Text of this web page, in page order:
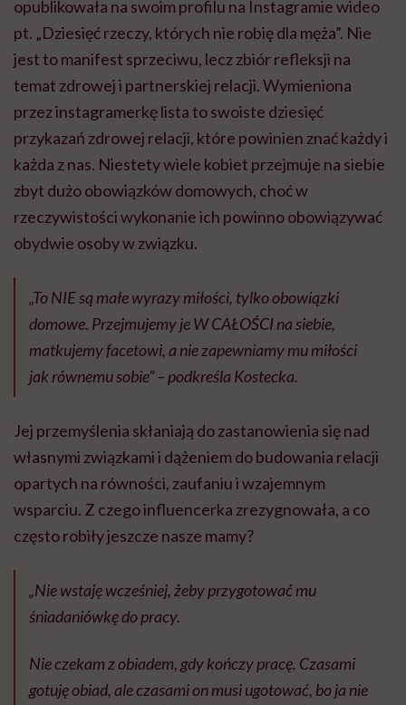
opublikowała na swoim profilu na Instagramie wideo
pt. „Dziesięć rzeczy, których nie robię dla męża”. Nie
jest to manifest sprzeciwu, lecz zbiór refleksji na
temat zdrowej i partnerskiej relacji. Wymieniona
przez instagramerkę lista to swoiste dziesięć
przykazań zdrowej relacji, które powinien znać każdy i
każda z nas. Niestety wiele kobiet przejmuje na siebie
zbyt dużo obowiązków domowych, choć w
rzeczywistości wykonanie ich powinno obowiązywać
obydwie osoby w związku.
„To NIE są małe wyrazy miłości, tylko obowiązki
domowe. Przejmujemy je W CAŁOŚCI na siebie,
matkujemy facetowi, a nie zapewniamy mu miłości
jak równemu sobie” – podkreśla Kostecka.
Jej przemyślenia skłaniają do zastanowienia się nad
własnymi związkami i dążeniem do budowania relacji
opartych na równości, zaufaniu i wzajemnym
wsparciu. Z czego influencerka zrezygnowała, a co
często robiły jeszcze nasze mamy?
„Nie wstaję wcześniej, żeby przygotować mu
śniadaniówkę do pracy.
Nie czekam z obiadem, gdy kończy pracę. Czasami
gotuję obiad, ale czasami on musi ugotować, bo ja nie